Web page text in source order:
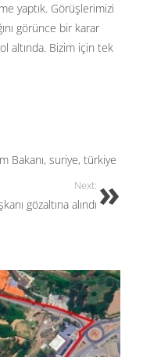
yaptık. Görüşlerimizi
görünce bir karar
altında. Bizim için tek
Bakanı, suriye, türkiye
Next:
gözaltına alındı